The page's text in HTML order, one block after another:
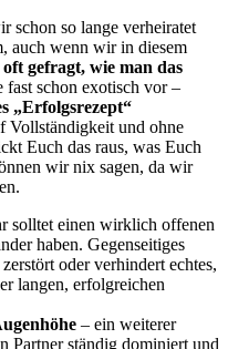
schon so lange verheiratet
auch wenn wir in diesem
gefragt, wie man das
fast schon exotisch vor –
„Erfolgsrezept“
Vollständigkeit und ohne
Euch das raus, was Euch
wir nix sagen, da wir
solltet einen wirklich offenen
haben. Gegenseitiges
oder verhindert echtes,
langen, erfolgreichen
– ein weiterer
Partner ständig dominiert und